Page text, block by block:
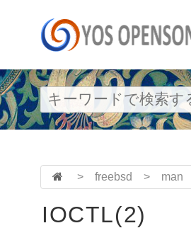
> freebsd > man
IOCTL(2)